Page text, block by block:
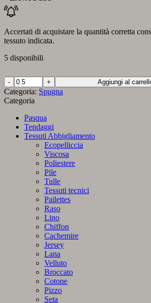
Accertati di acquistare la quantità corretta
tessuto indicata.
5 disponibili
Spugna
Bamboo
Ottanio
quantità
Aggiungi al
Categoria: Spugna
Categoria
Pasqua
Tendaggi
Tessuti Abbigliamento
Ecopelliccia
Viscosa
Poliestere
Pile
Tulle
Tessuti tecnici
Pailettes
Raso
Lino
Chiffon
Cachemire
Jersey
Lana
Velluto
Broccato
Cotone
Pizzo
Seta